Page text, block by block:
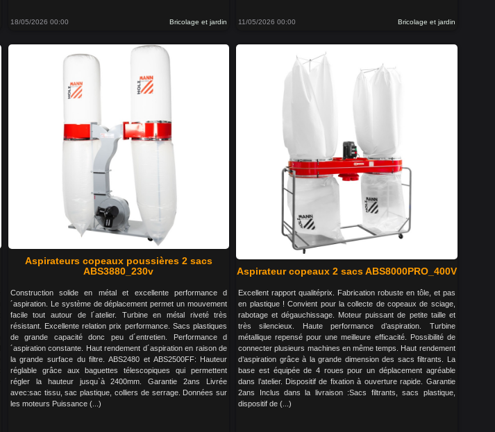
18/05/2026 00:00 Bricolage et jardin 11/05/2026 00:00 Bricolage et jardin
Aspirateurs copeaux poussières 2 sacs
ABS3880_230v
Construction solide en métal et excellente performance d
´aspiration. Le système de déplacement permet un mouvement
facile tout autour de l´atelier. Turbine en métal riveté très
résistant. Excellente relation prix performance. Sacs plastiques
de grande capacité donc peu d´entretien. Performance d
´aspiration constante. Haut rendement d´aspiration en raison de
la grande surface du filtre. ABS2480 et ABS2500FF: Hauteur
réglable grâce aux baguettes télescopiques qui permettent
régler la hauteur jusqu`à 2400mm. Garantie 2ans Livrée
avec:sac tissu, sac plastique, colliers de serrage. Données sur
les moteurs Puissance (...)
Aspirateur copeaux 2 sacs ABS8000PRO_400V
Excellent rapport qualitéprix. Fabrication robuste en tôle, et pas
en plastique ! Convient pour la collecte de copeaux de sciage,
rabotage et dégauchissage. Moteur puissant de petite taille et
très silencieux. Haute performance d’aspiration. Turbine
métallique repensé pour une meilleure efficacité. Possibilité de
connecter plusieurs machines en même temps. Haut rendement
d’aspiration grâce à la grande dimension des sacs filtrants. La
base est équipée de 4 roues pour un déplacement agréable
dans l’atelier. Dispositif de fixation à ouverture rapide. Garantie
2ans Inclus dans la livraison :Sacs filtrants, sacs plastique,
dispositif de (...)